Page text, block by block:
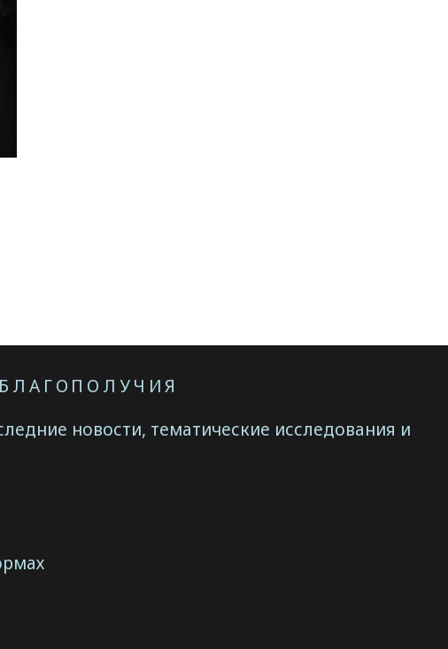
новости, тематические исследования и